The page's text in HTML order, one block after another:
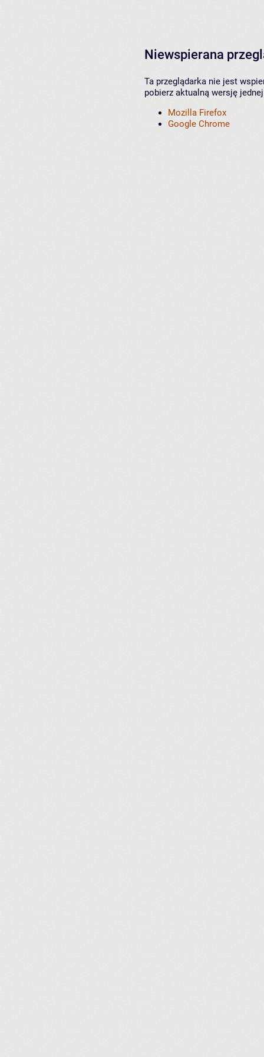
Niewspierana
Ta przeglądarka nie jest
pobierz aktualną wersję
Mozilla Firefox
Google Chrome